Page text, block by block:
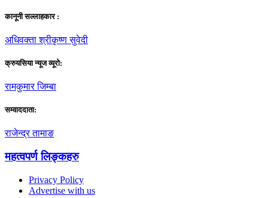
कानूनी सल्लाहकार :
अधिवक्ता श्रीकृष्ण सुवेदी
क्रुयसिया न्यूज व्यूराे:
रामकुमार जिम्बा
सम्वाददाता:
राजेन्द्र तामाङ
महत्वपर्ण लिङ्कहरु
Privacy Policy
Advertise with us